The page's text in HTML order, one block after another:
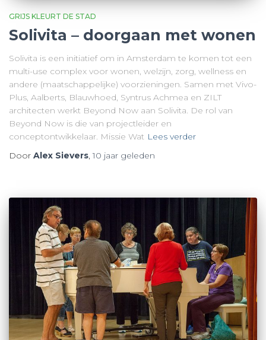
GRIJS KLEURT DE STAD
Solivita – doorgaan met wonen
Solivita is een initiatief om in Amsterdam te komen tot een
multi-use complex voor wonen, welzijn, zorg, wellness en
andere (maatschappelijke) voorzieningen. Samen met Vivo-
Plus, Aalberts, Blauwhoed, Syntrus Achmea en ZILT
architecten werkt Beyond Now aan Solivita. De rol van
Beyond Now is die van projectleider en
conceptontwikkelaar. Missie Wat Lees verder
Door Alex Sievers ,10 jaar geleden